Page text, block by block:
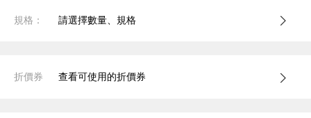
規格： 請選擇數量、規格
折價券 查看可使用的折價券